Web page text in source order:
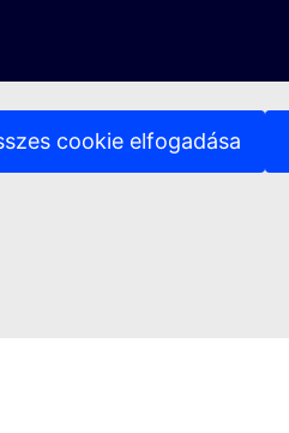
cookie elfogadása